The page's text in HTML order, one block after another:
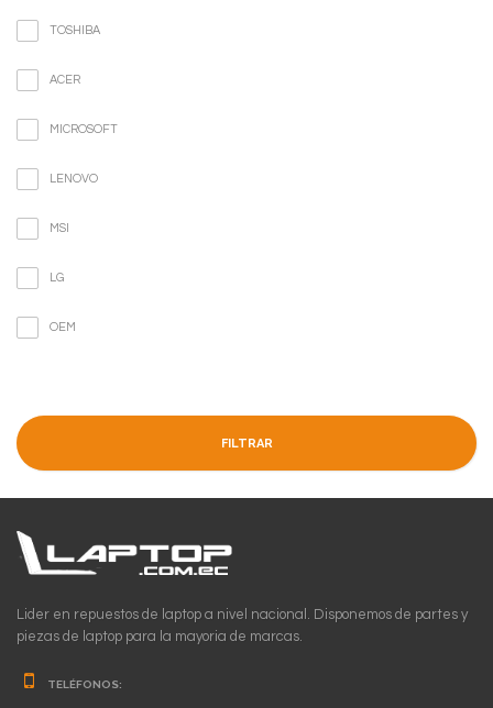
TOSHIBA
ACER
MICROSOFT
LENOVO
MSI
LG
OEM
FILTRAR
Lider en repuestos de laptop a nivel nacional. Disponemos de partes y
piezas de laptop para la mayoria de marcas.
TELÉFONOS: